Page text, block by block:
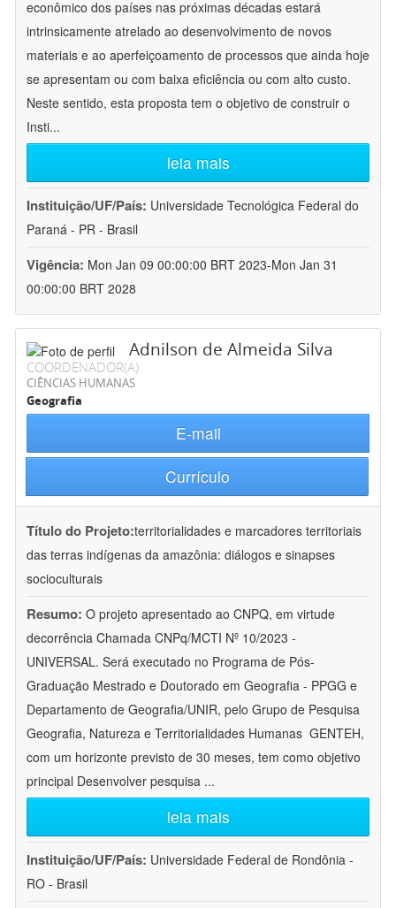
econômico dos países nas próximas décadas estará
intrinsicamente atrelado ao desenvolvimento de novos
materiais e ao aperfeiçoamento de processos que ainda hoje
se apresentam ou com baixa eficiência ou com alto custo.
Neste sentido, esta proposta tem o objetivo de construir o
Insti...
leia mais
Instituição/UF/País: Universidade Tecnológica Federal do
Paraná - PR - Brasil
Vigência: Mon Jan 09 00:00:00 BRT 2023-Mon Jan 31
00:00:00 BRT 2028
Adnilson de Almeida Silva
COORDENADOR(A)
CIÊNCIAS HUMANAS
Geografia
E-mail
Currículo
Título do Projeto:territorialidades e marcadores territoriais
das terras indígenas da amazônia: diálogos e sinapses
socioculturais
Resumo: O projeto apresentado ao CNPQ, em virtude
decorrência Chamada CNPq/MCTI Nº 10/2023 -
UNIVERSAL. Será executado no Programa de Pós-
Graduação Mestrado e Doutorado em Geografia - PPGG e
Departamento de Geografia/UNIR, pelo Grupo de Pesquisa
Geografia, Natureza e Territorialidades Humanas  GENTEH,
com um horizonte previsto de 30 meses, tem como objetivo
principal Desenvolver pesquisa ...
leia mais
Instituição/UF/País: Universidade Federal de Rondônia -
RO - Brasil